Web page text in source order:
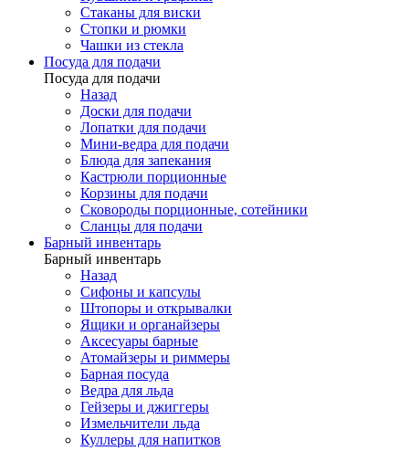
Стаканы для виски
Стопки и рюмки
Чашки из стекла
Посуда для подачи
Посуда для подачи
Назад
Доски для подачи
Лопатки для подачи
Мини-ведра для подачи
Блюда для запекания
Кастрюли порционные
Корзины для подачи
Сковороды порционные, сотейники
Сланцы для подачи
Барный инвентарь
Барный инвентарь
Назад
Сифоны и капсулы
Штопоры и открывалки
Ящики и органайзеры
Аксесуары барные
Атомайзеры и риммеры
Барная посуда
Ведра для льда
Гейзеры и джиггеры
Измельчители льда
Куллеры для напитков